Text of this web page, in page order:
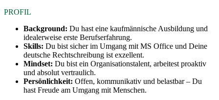
PROFIL
Background: Du hast eine kaufmännische Ausbildung und
idealerweise erste Berufserfahrung.
Skills: Du bist sicher im Umgang mit MS Office und Deine
deutsche Rechtschreibung ist exzellent.
Mindset: Du bist ein Organisationstalent, arbeitest proaktiv
und absolut vertraulich.
Persönlichkeit: Offen, kommunikativ und belastbar – Du
hast Freude am Umgang mit Menschen.